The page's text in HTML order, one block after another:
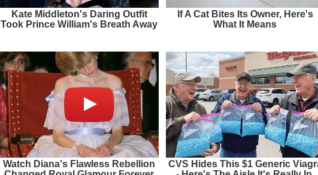
Kate Middleton's Daring Outfit
Took Prince William's Breath Away
If A Cat Bites Its Owner, Here's
What It Means
Watch Diana's Flawless Rebellion
CVS Hides This $1 Generic